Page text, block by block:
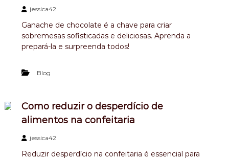
jessica42
Ganache de chocolate é a chave para criar
sobremesas sofisticadas e deliciosas. Aprenda a
prepará-la e surpreenda todos!
Blog
Como reduzir o desperdício de
alimentos na confeitaria
jessica42
Reduzir desperdício na confeitaria é essencial para